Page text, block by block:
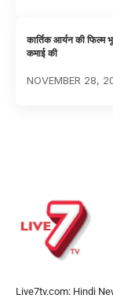
कार्तिक आर्यन की
कमाई की
NOVEMBER 28,
Live7tv.com: Hindi